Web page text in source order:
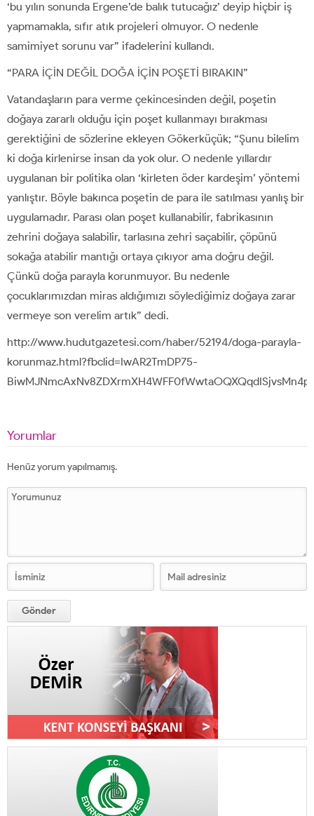
‘bu yılın sonunda Ergene’de balık tutucağız’ deyip hiçbir iş
yapmamakla, sıfır atık projeleri olmuyor. O nedenle
samimiyet sorunu var” ifadelerini kullandı.
“PARA İÇİN DEĞİL DOĞA İÇİN POŞETİ BIRAKIN”
Vatandaşların para verme çekincesinden değil, poşetin
doğaya zararlı olduğu için poşet kullanmayı bırakması
gerektiğini de sözlerine ekleyen Gökerküçük; “Şunu bilelim
ki doğa kirlenirse insan da yok olur. O nedenle yıllardır
uygulanan bir politika olan ‘kirleten öder kardeşim’ yöntemi
yanlıştır. Böyle bakınca poşetin de para ile satılması yanlış bir
uygulamadır. Parası olan poşet kullanabilir, fabrikasının
zehrini doğaya salabilir, tarlasına zehri saçabilir, çöpünü
sokağa atabilir mantığı ortaya çıkıyor ama doğru değil.
Çünkü doğa parayla korunmuyor. Bu nedenle
çocuklarımızdan miras aldığımızı söylediğimiz doğaya zarar
vermeye son verelim artık” dedi.
http://www.hudutgazetesi.com/haber/52194/doga-parayla-
korunmaz.html?fbclid=IwAR2TmDP75-
Yorumlar
Henüz yorum yapılmamış.